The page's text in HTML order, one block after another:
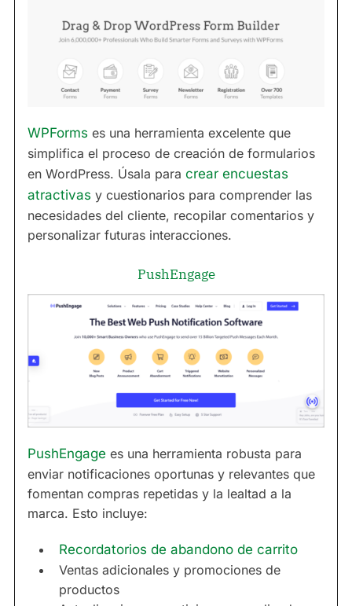
WPForms es una herramienta excelente que
simplifica el proceso de creación de formularios
en WordPress. Úsala para crear encuestas
atractivas y cuestionarios para comprender las
necesidades del cliente, recopilar comentarios y
personalizar futuras interacciones.
PushEngage
PushEngage es una herramienta robusta para
enviar notificaciones oportunas y relevantes que
fomentan compras repetidas y la lealtad a la
marca. Esto incluye:
Recordatorios de abandono de carrito
Ventas adicionales y promociones de
productos